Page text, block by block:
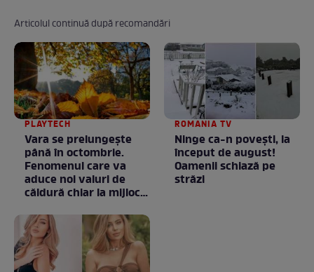
Articolul continuă după recomandări
PLAYTECH
Vara se prelungeşte
până în octombrie.
Fenomenul care va
aduce noi valuri de
căldură chiar la mijlocul
ROMANIA TV
Ninge ca-n povești, la
început de august!
Oamenii schiază pe
străzi